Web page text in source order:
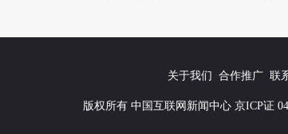
关于我们 合作推广 联
版权所有 中国互联网新闻中心 京ICP证